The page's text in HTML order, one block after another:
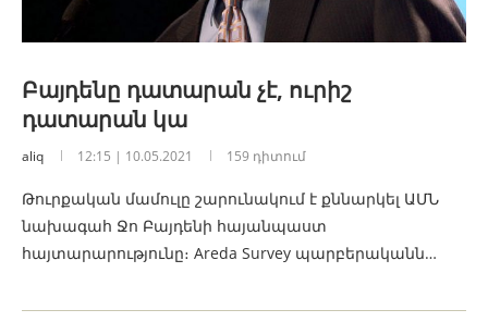
Բայդենը դատարան չէ, ուրիշ
դատարան կա
aliq 12:15 | 10.05.2021 159 դիտում
Թուրքական մամուլը շարունակում է քննարկել ԱՄՆ
նախագահ Ջո Բայդենի հայանպաստ
հայտարարությունը։ Areda Survey պարբերականն…